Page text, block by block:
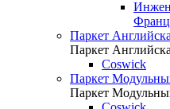
Паркет
Паркет
Coswick
Паркет
Паркет